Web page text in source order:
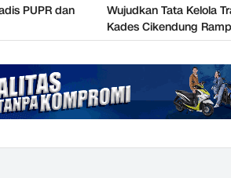
PUPR dan
Wujudkan Tata Kelola
Kades Cikendung